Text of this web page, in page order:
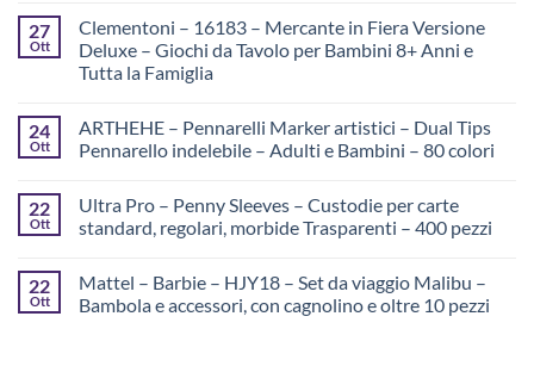
27
Ott
Clementoni – 16183 – Mercante in Fiera Versione
Deluxe – Giochi da Tavolo per Bambini 8+ Anni e
Tutta la Famiglia
24
Ott
ARTHEHE – Pennarelli Marker artistici – Dual Tips
Pennarello indelebile – Adulti e Bambini – 80 colori
22
Ott
Ultra Pro – Penny Sleeves – Custodie per carte
standard, regolari, morbide Trasparenti – 400 pezzi
22
Ott
Mattel – Barbie – HJY18 – Set da viaggio Malibu –
Bambola e accessori, con cagnolino e oltre 10 pezzi